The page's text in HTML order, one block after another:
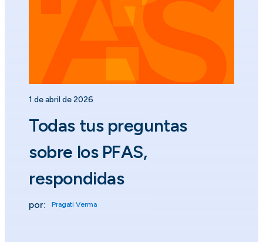
1 de abril de 2026
Todas tus preguntas
sobre los PFAS,
respondidas
por: Pragati Verma